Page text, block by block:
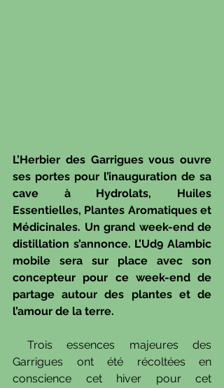
L’Herbier des Garrigues vous ouvre
ses portes pour l’inauguration de sa
cave à Hydrolats, Huiles
Essentielles, Plantes Aromatiques et
Médicinales. Un grand week-end de
distillation s’annonce. L’Ud9 Alambic
mobile sera sur place avec son
concepteur pour ce week-end de
partage autour des plantes et de
l’amour de la terre.
Garrigues ont été récoltées en
conscience cet hiver pour cet